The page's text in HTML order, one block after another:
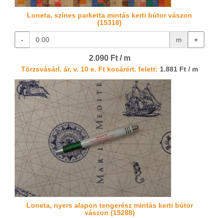
Loneta, színes parketta mintás kerti bútor vászon
(15318)
- m +
2.090 Ft / m
Törzsvásárl. ár, v. 10 e. Ft kosárért. felett: 1.881 Ft / m
Loneta, nyers alapon tengerész mintás kerti bútor
vászon (15288)